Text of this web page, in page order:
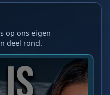
op ons eigen
deel rond.